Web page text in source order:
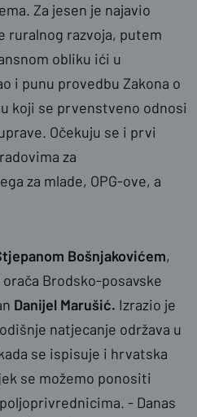
Za jesen je najavio
ruralnog razvoja, putem
obliku ići u
i punu provedbu Zakona o
koji se prvenstveno odnosi
Očekuju se i prvi
za
za mlade, OPG-ove, a
Bošnjakovićem,
Brodsko-posavske
Danijel Marušić. Izrazio je
natjecanje održava u
se ispisuje i hrvatska
se možemo ponositi
- Danas